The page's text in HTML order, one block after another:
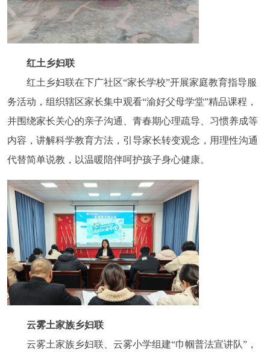
红土乡妇联
红土乡妇联在下广社区“家长学校”开展家庭教育指导服
务活动，组织辖区家长集中观看“渝好父母学堂”精品课程，
并围绕家长关心的亲子沟通、青春期心理疏导、习惯养成等
内容，讲解科学教育方法，引导家长转变观念，用理性沟通
代替简单说教，以温暖陪伴呵护孩子身心健康。
云雾土家族乡妇联
云雾土家族乡妇联、云雾小学组建“巾帼普法宣讲队”，